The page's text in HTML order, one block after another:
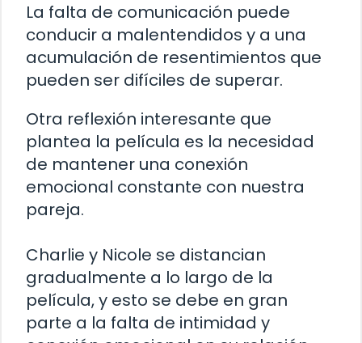
La falta de comunicación puede
conducir a malentendidos y a una
acumulación de resentimientos que
pueden ser difíciles de superar.
Otra reflexión interesante que
plantea la película es la necesidad
de mantener una conexión
emocional constante con nuestra
pareja.
Charlie y Nicole se distancian
gradualmente a lo largo de la
película, y esto se debe en gran
parte a la falta de intimidad y